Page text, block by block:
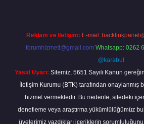
Reklam ve İletişim: E-mail:
forumhizmeti@gmail.com Whatsapp: 0262
@karabul
Yasal Uyarı: Sitemiz, 5651 Sayılı Kanun
İletişim Kurumu (BTK) tarafından onaylanmış
hizmet vermektedir. Bu nedenle, sitedeki
denetleme veya araştırma yükümlülüğümüz
üyelerimiz yazdıkları içeriklerin